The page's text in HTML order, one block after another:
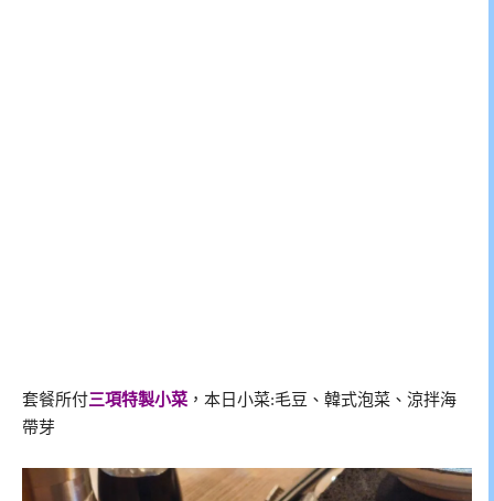
套餐所付三項特製小菜 ，本日小菜:毛豆、韓式泡菜、涼拌海
帶芽